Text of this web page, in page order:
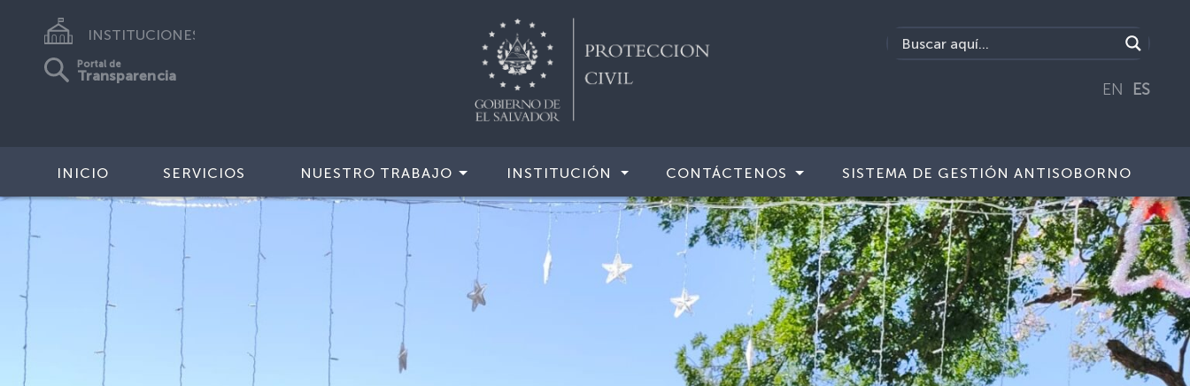
INSTITUCIONES
Portal de
Transparencia
EN ES
INICIO SERVICIOS NUESTRO TRABAJO INSTITUCIÓN CONTÁCTENOS SISTEMA DE GESTIÓN ANTISOBORNO